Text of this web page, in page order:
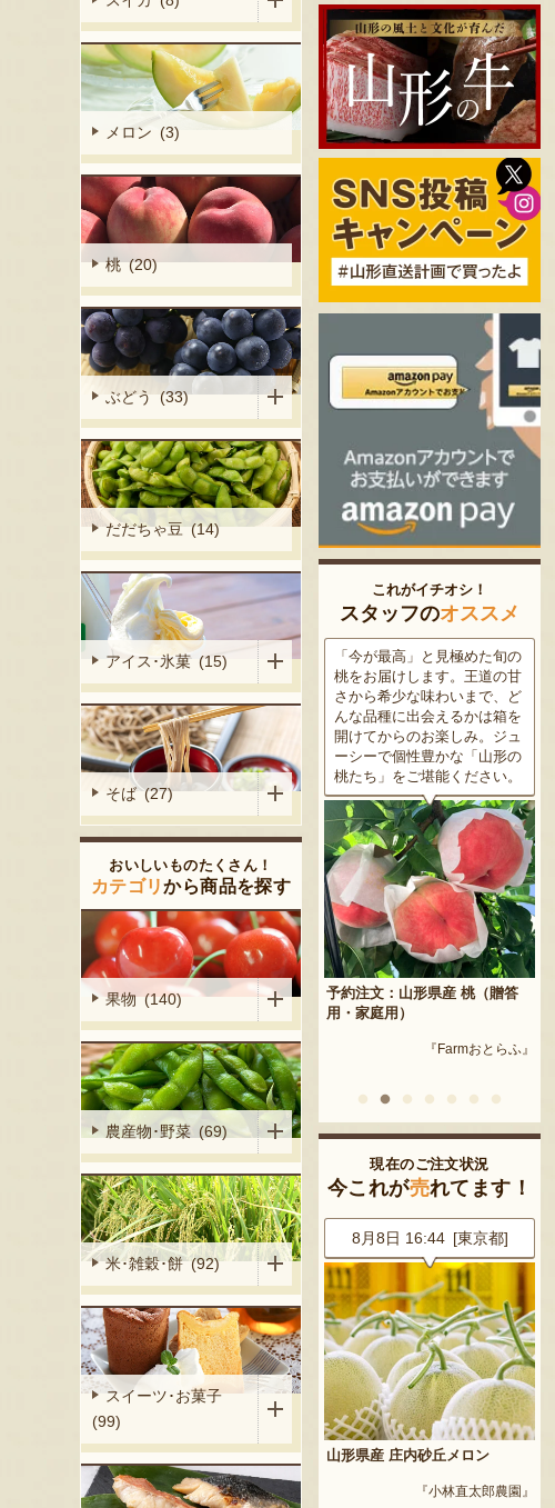
メロン (3)
桃 (20)
ぶどう (33)
だだちゃ豆 (14)
アイス･氷菓 (15)
そば (27)
おいしいものたくさん！
カテゴリから商品を探す
果物 (140)
農産物･野菜 (69)
米･雑穀･餅 (92)
スイーツ･お菓子
(99)
これがイチオシ！
スタッフのオススメ
フデザイン』
「今が最高」と見極めた旬の
桃をお届けします。王道の甘
さから希少な味わいまで、ど
んな品種に出会えるかは箱を
開けてからのお楽しみ。ジュ
ーシーで個性豊かな「山形の
桃たち」をご堪能ください。
予約注文：山形県産 桃（贈答
用・家庭用）
『Farmおとらふ』
米沢牛は、非常に厳しい条件
をクリアした最高級のブラン
ド牛。美しいサシ・きめ細か
な肉質・とろける食感・濃厚
な旨味、すべてが抜群です。
高級感のある黒化粧箱入りの
ため、大切な人への贈り物に
どうぞ！
米沢牛
『肉匠えんどう』
現在のご注文状況
今これが売れてます！
木ファーム』
8月8日 16:44 [東京都]
山形県産 庄内砂丘メロン
『小林直太郎農園』
8月8日 16:13 [埼玉県]
山形県産 桃（贈答用・家庭用）
『東城農園』